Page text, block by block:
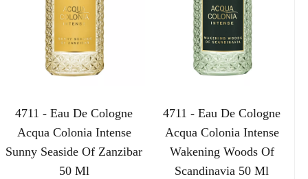
4711 - Eau De Cologne
Acqua Colonia Intense
Sunny Seaside Of Zanzibar
50 Ml
4711 - Eau De Cologne
Acqua Colonia Intense
Wakening Woods Of
Scandinavia 50 Ml